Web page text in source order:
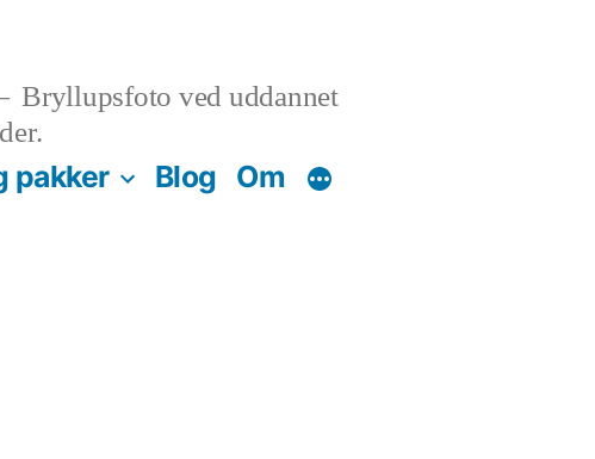
Bryllupsfoto ved uddannet
pakker Blog Om